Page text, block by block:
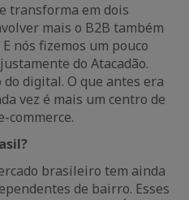
transforma em dois
mais o B2B também
nós fizemos um pouco
do Atacadão.
digital. O que antes era
vez é mais um centro de
commerce.
brasileiro tem ainda
de bairro. Esses